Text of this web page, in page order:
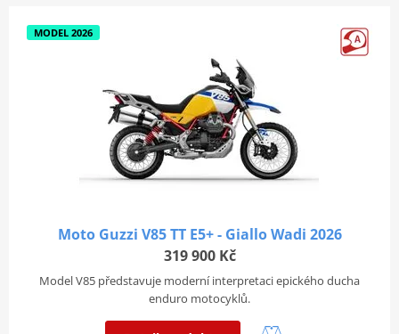
MODEL 2026
Moto Guzzi V85 TT E5+ - Giallo Wadi 2026
319 900 Kč
Model V85 představuje moderní interpretaci epického ducha
enduro motocyklů.